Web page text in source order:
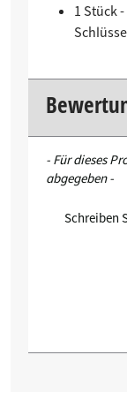
1 Stück
- Für dieses
abgegeben -
Schreiben
New content